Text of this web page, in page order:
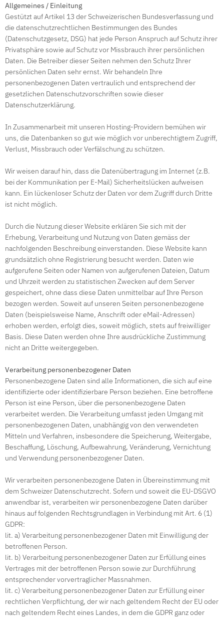
Allgemeines / Einleitung
Gestützt auf Artikel 13 der Schweizerischen Bundesverfassung und
die datenschutzrechtlichen Bestimmungen des Bundes
(Datenschutzgesetz, DSG) hat jede Person Anspruch auf Schutz ihrer
Privatsphäre sowie auf Schutz vor Missbrauch ihrer persönlichen
Daten. Die Betreiber dieser Seiten nehmen den Schutz Ihrer
persönlichen Daten sehr ernst. Wir behandeln Ihre
personenbezogenen Daten vertraulich und entsprechend der
gesetzlichen Datenschutzvorschriften sowie dieser
Datenschutzerklärung.
In Zusammenarbeit mit unseren Hosting-Providern bemühen wir
uns, die Datenbanken so gut wie möglich vor unberechtigtem Zugriff,
Verlust, Missbrauch oder Verfälschung zu schützen.
Wir weisen darauf hin, dass die Datenübertragung im Internet (z.B.
bei der Kommunikation per E-Mail) Sicherheitslücken aufweisen
kann. Ein lückenloser Schutz der Daten vor dem Zugriff durch Dritte
ist nicht möglich.
Durch die Nutzung dieser Website erklären Sie sich mit der
Erhebung, Verarbeitung und Nutzung von Daten gemäss der
nachfolgenden Beschreibung einverstanden. Diese Website kann
grundsätzlich ohne Registrierung besucht werden. Daten wie
aufgerufene Seiten oder Namen von aufgerufenen Dateien, Datum
und Uhrzeit werden zu statistischen Zwecken auf dem Server
gespeichert, ohne dass diese Daten unmittelbar auf Ihre Person
bezogen werden. Soweit auf unseren Seiten personenbezogene
Daten (beispielsweise Name, Anschrift oder eMail-Adressen)
erhoben werden, erfolgt dies, soweit möglich, stets auf freiwilliger
Basis. Diese Daten werden ohne Ihre ausdrückliche Zustimmung
nicht an Dritte weitergegeben.
Verarbeitung personenbezogener Daten
Personenbezogene Daten sind alle Informationen, die sich auf eine
identifizierte oder identifizierbare Person beziehen. Eine betroffene
Person ist eine Person, über die personenbezogene Daten
verarbeitet werden. Die Verarbeitung umfasst jeden Umgang mit
personenbezogenen Daten, unabhängig von den verwendeten
Mitteln und Verfahren, insbesondere die Speicherung, Weitergabe,
Beschaffung, Löschung, Aufbewahrung, Veränderung, Vernichtung
und Verwendung personenbezogener Daten.
Wir verarbeiten personenbezogene Daten in Übereinstimmung mit
dem Schweizer Datenschutzrecht. Sofern und soweit die EU-DSGVO
anwendbar ist, verarbeiten wir personenbezogene Daten darüber
hinaus auf folgenden Rechtsgrundlagen in Verbindung mit Art. 6 (1)
GDPR:
lit. a) Verarbeitung personenbezogener Daten mit Einwilligung der
betroffenen Person.
lit. b) Verarbeitung personenbezogener Daten zur Erfüllung eines
Vertrages mit der betroffenen Person sowie zur Durchführung
entsprechender vorvertraglicher Massnahmen.
lit. c) Verarbeitung personenbezogener Daten zur Erfüllung einer
rechtlichen Verpflichtung, der wir nach geltendem Recht der EU oder
nach geltendem Recht eines Landes, in dem die GDPR ganz oder